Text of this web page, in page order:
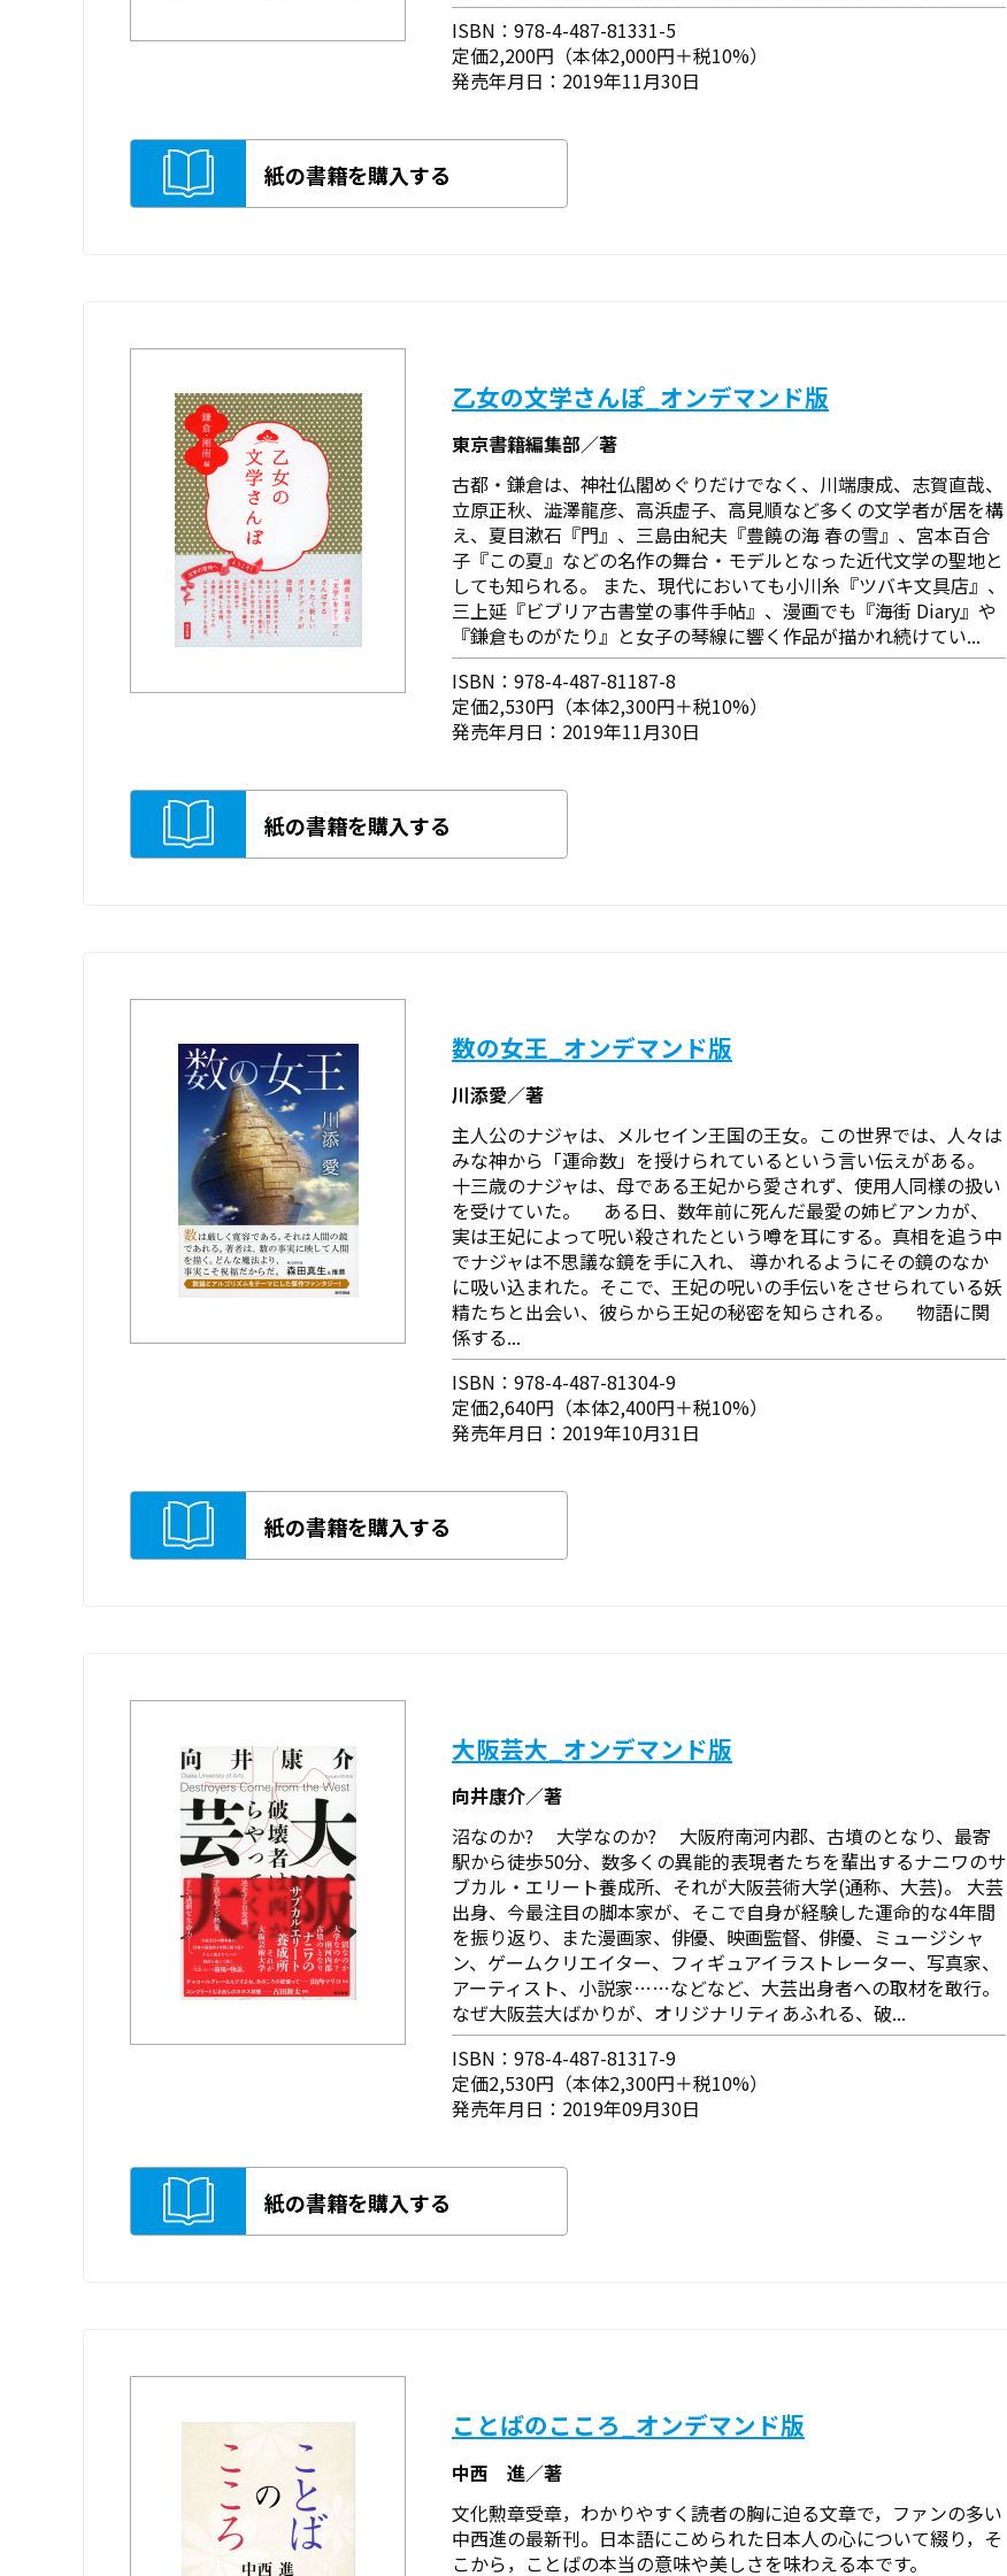
ISBN：978-4-487-81331-5
定価2,200円（本体2,000円＋税10%）
発売年月日：2019年11月30日
紙の書籍を購入する
乙女の文学さんぽ_オンデマンド版
東京書籍編集部／著
古都・鎌倉は、神社仏閣めぐりだけでなく、川端康成、志賀直哉、
立原正秋、澁澤龍彦、高浜虚子、高見順など多くの文学者が居を構
え、夏目漱石『門』、三島由紀夫『豊饒の海 春の雪』、宮本百合
子『この夏』などの名作の舞台・モデルとなった近代文学の聖地と
しても知られる。 また、現代においても小川糸『ツバキ文具店』、
三上延『ビブリア古書堂の事件手帖』、漫画でも『海街 Diary』や
『鎌倉ものがたり』と女子の琴線に響く作品が描かれ続けてい...
ISBN：978-4-487-81187-8
定価2,530円（本体2,300円＋税10%）
発売年月日：2019年11月30日
紙の書籍を購入する
数の女王_オンデマンド版
川添愛／著
主人公のナジャは、メルセイン王国の王女。この世界では、人々は
みな神から「運命数」を授けられているという言い伝えがある。
十三歳のナジャは、母である王妃から愛されず、使用人同様の扱い
を受けていた。 ある日、数年前に死んだ最愛の姉ビアンカが、
実は王妃によって呪い殺されたという噂を耳にする。真相を追う中
でナジャは不思議な鏡を手に入れ、 導かれるようにその鏡のなか
に吸い込まれた。そこで、王妃の呪いの手伝いをさせられている妖
精たちと出会い、彼らから王妃の秘密を知らされる。 物語に関
係する...
ISBN：978-4-487-81304-9
定価2,640円（本体2,400円＋税10%）
発売年月日：2019年10月31日
紙の書籍を購入する
大阪芸大_オンデマンド版
向井康介／著
沼なのか? 大学なのか? 大阪府南河内郡、古墳のとなり、最寄
駅から徒歩50分、数多くの異能的表現者たちを輩出するナニワのサ
ブカル・エリート養成所、それが大阪芸術大学(通称、大芸)。 大芸
出身、今最注目の脚本家が、そこで自身が経験した運命的な4年間
を振り返り、また漫画家、俳優、映画監督、俳優、ミュージシャ
ン、ゲームクリエイター、フィギュアイラストレーター、写真家、
アーティスト、小説家……などなど、大芸出身者への取材を敢行。
なぜ大阪芸大ばかりが、オリジナリティあふれる、破...
ISBN：978-4-487-81317-9
定価2,530円（本体2,300円＋税10%）
発売年月日：2019年09月30日
紙の書籍を購入する
ことばのこころ_オンデマンド版
中西 進／著
文化勲章受章，わかりやすく読者の胸に迫る文章で，ファンの多い
中西進の最新刊。日本語にこめられた日本人の心について綴り，そ
こから，ことばの本当の意味や美しさを味わえる本です。